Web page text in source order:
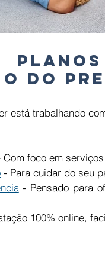
do
está trabalhando
Com foco em
- Para cuidar do seu
- Pensado para
100% online,